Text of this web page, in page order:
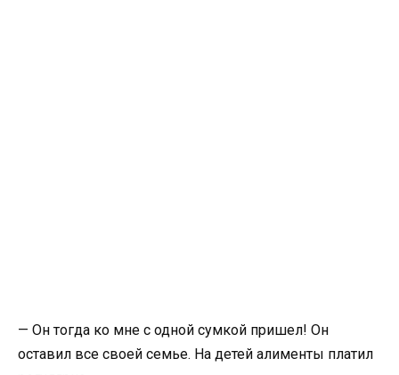
— Он тогда ко мне с одной сумкой пришел! Он
оставил все своей семье. На детей алименты платил